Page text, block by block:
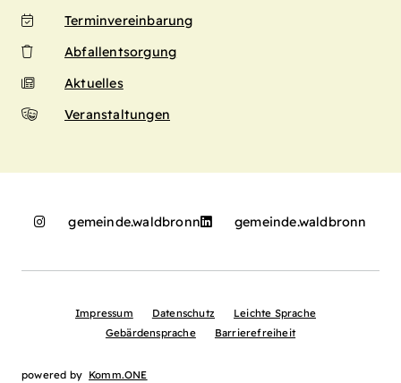
Terminvereinbarung
Abfallentsorgung
Aktuelles
Veranstaltungen
gemeinde.waldbronn gemeinde.waldbronn
Impressum Datenschutz
Leichte Sprache
Gebärdensprache
Barrierefreiheit
powered by Komm.ONE